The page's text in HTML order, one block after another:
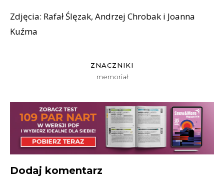
Zdjęcia: Rafał Ślęzak, Andrzej Chrobak i Joanna
Kuźma
ZNACZNIKI
memoriał
Dodaj komentarz